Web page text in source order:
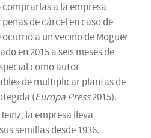
a la empresa
de cárcel en caso de
a un vecino de Moguer
en 2015 a seis meses de
como autor
de multiplicar plantas de
(Europa Press2015).
la empresa lleva
semillas desde 1936.